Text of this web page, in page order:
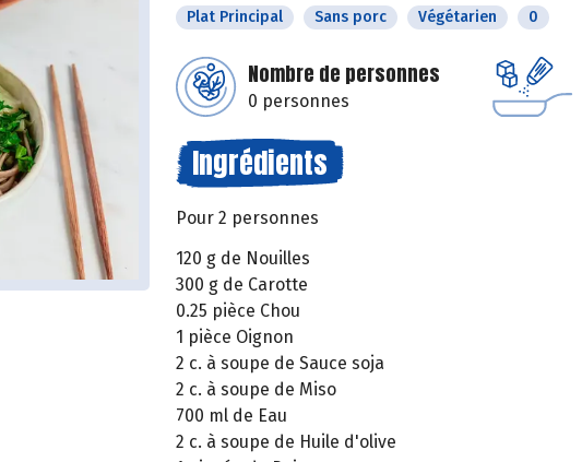
Plat Principal Sans porc Végétarien 0
Nombre de personnes
0 personnes
Ingrédients
Pour 2 personnes
120 g de Nouilles
300 g de Carotte
0.25 pièce Chou
1 pièce Oignon
2 c. à soupe de Sauce soja
2 c. à soupe de Miso
700 ml de Eau
2 c. à soupe de Huile d'olive